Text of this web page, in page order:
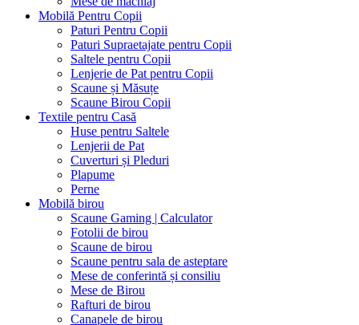
Mobilă Pentru Copii
Paturi Pentru Copii
Paturi Supraetajate pentru Copii
Saltele pentru Copii
Lenjerie de Pat pentru Copii
Scaune și Măsuțe
Scaune Birou Copii
Textile pentru Casă
Huse pentru Saltele
Lenjerii de Pat
Cuverturi și Pleduri
Plapume
Perne
Mobilă birou
Scaune Gaming | Calculator
Fotolii de birou
Scaune de birou
Scaune pentru sala de asteptare
Mese de conferintă și consiliu
Mese de Birou
Rafturi de birou
Canapele de birou